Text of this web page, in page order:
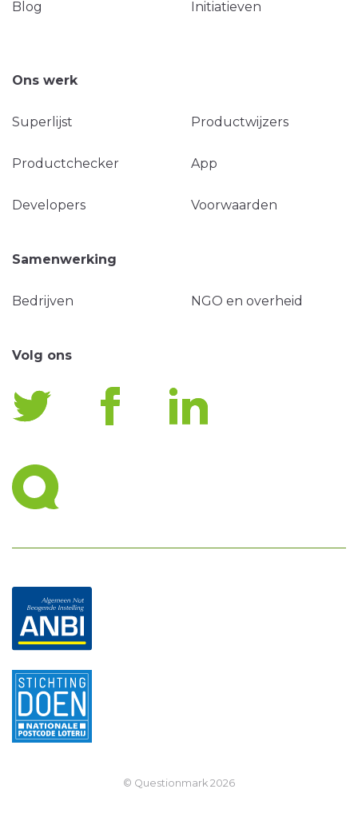
Blog Initiatieven
Ons werk
Superlijst Productwijzers
Productchecker App
Developers Voorwaarden
Samenwerking
Bedrijven NGO en overheid
Volg ons
© Questionmark 2026